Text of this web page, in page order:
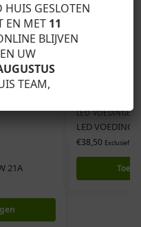
21A
LED VOEDINGEN
LED VOEDING
€38,50 Exclusief
HUIS GESLOTEN
EN MET 11
BLIJVEN
UW
TEAM,